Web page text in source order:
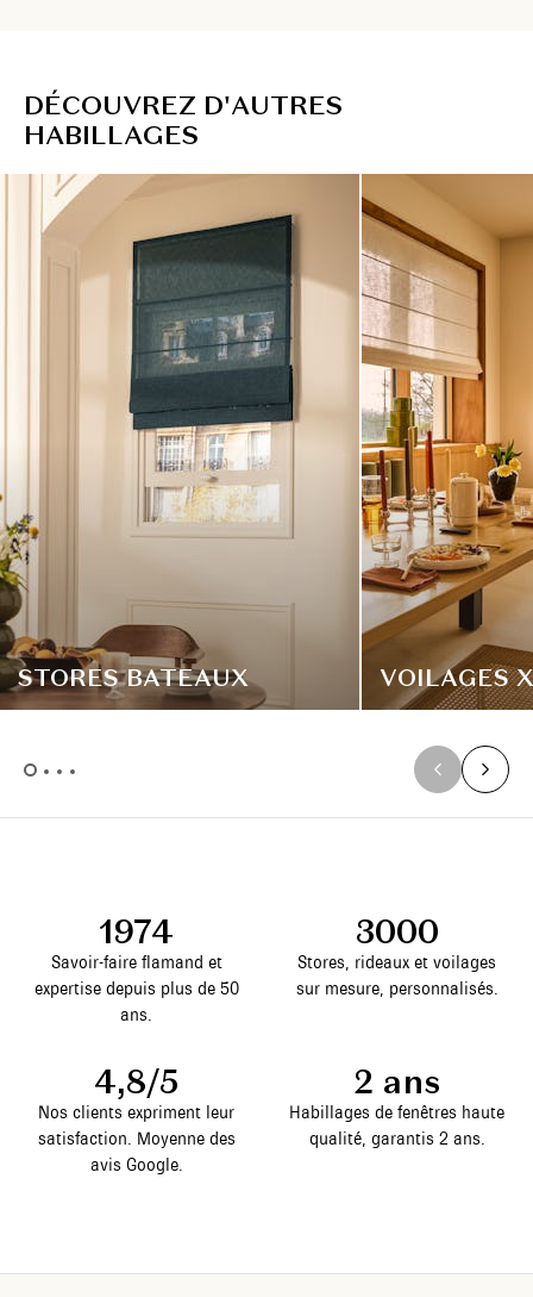
DÉCOUVREZ D'AUTRES
HABILLAGES
STORES BATEAUX VOILAGES
1974
Savoir-faire flamand et
expertise depuis plus de 50
ans.
3000
Stores, rideaux et voilages
sur mesure, personnalisés.
4,8/5
Nos clients expriment leur
satisfaction. Moyenne des
avis Google.
2 ans
Habillages de fenêtres haute
qualité, garantis 2 ans.